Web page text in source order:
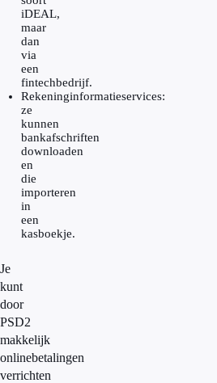
iDEAL,
maar
dan
via
een
fintechbedrijf.
Rekeninginformatieservices:
ze
kunnen
bankafschriften
downloaden
en
die
importeren
in
een
kasboekje.
Je
kunt
door
PSD2
makkelijk
onlinebetalingen
verrichten